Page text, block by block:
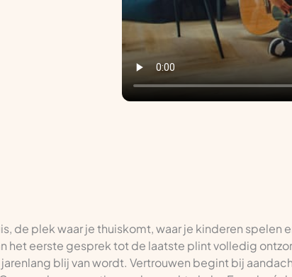
de plek waar je thuiskomt, waar je kinderen spelen
het eerste gesprek tot de laatste plint volledig
blij van wordt. Vertrouwen begint bij